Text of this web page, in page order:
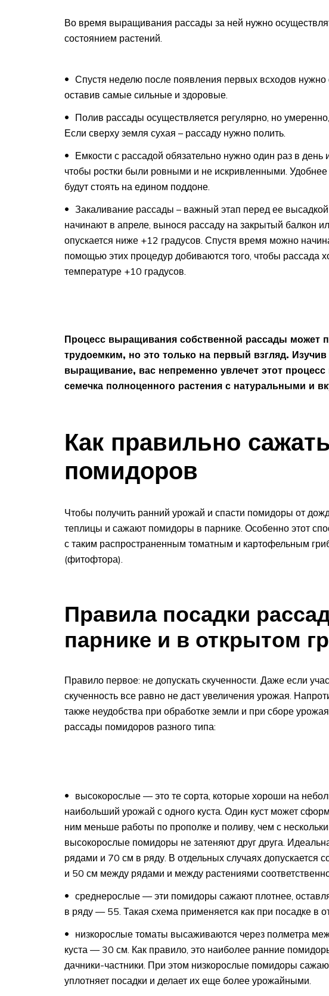
Во время выращивания рассады за ней нужно
состоянием растений.
Спустя неделю после появления первых всходов нужно
оставив самые сильные и здоровые.
Полив рассады осуществляется регулярно, но
Если сверху земля сухая – рассаду нужно полить.
Емкости с рассадой обязательно нужно один раз в день
чтобы ростки были ровными и не искривленными. Удобнее
будут стоять на едином поддоне.
Закаливание рассады – важный этап перед ее
начинают в апреле, вынося рассаду на закрытый балкон
опускается ниже +12 градусов. Спустя время можно
помощью этих процедур добиваются того, чтобы рассада
температуре +10 градусов.
Процесс выращивания собственной рассады может
трудоемким, но это только на первый взгляд.
выращивание, вас непременно увлечет этот
семечка полноценного растения с натуральными и
Как правильно
помидоров
Чтобы получить ранний урожай и спасти помидоры от
теплицы и сажают помидоры в парнике. Особенно этот
с таким распространенным томатным и картофельным
(фитофтора).
Правила посадки
парнике и в открытом
Правило первое: не допускать скученности. Даже если
скученность все равно не даст увеличения урожая.
также неудобства при обработке земли и при сборе
рассады помидоров разного типа:
высокорослые — это те сорта, которые хороши на
наибольший урожай с одного куста. Один куст может
ним меньше работы по прополке и поливу, чем с
высокорослые помидоры не затеняют друг друга.
рядами и 70 см в ряду. В отдельных случаях допускается
и 50 см между рядами и между растениями
среднерослые — эти помидоры сажают плотнее,
в ряду — 55. Такая схема применяется как при посадке в
низкорослые томаты высаживаются через полметра
куста — 30 см. Как правило, это наиболее ранние
дачники-частники. При этом низкорослые помидоры
уплотняет посадки и делает их еще более урожайными.